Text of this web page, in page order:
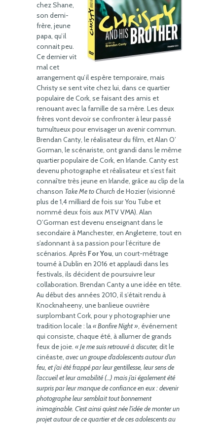
chez Shane,
son demi-
frère, jeune
papa, qu’il
connait peu.
Ce dernier vit
mal cet
arrangement qu’il espère temporaire, mais
Christy se sent vite chez lui, dans ce quartier
populaire de Cork, se faisant des amis et
renouant avec la famille de sa mère. Les deux
frères vont devoir se confronter à leur passé
tumultueux pour envisager un avenir commun.
Brendan Canty, le réalisateur du film, et Alan O’
Gorman, le scénariste, ont grandi dans le même
quartier populaire de Cork, en Irlande. Canty est
devenu photographe et réalisateur et s’est fait
connaître très jeune en Irlande, grâce au clip de la
chanson Take Me to Churchde Hozier (visionné
plus de 1,4 milliard de fois sur You Tube et
nommé deux fois aux MTV VMA). Alan
O’Gorman est devenu enseignant dans le
secondaire à Manchester, en Angleterre, tout en
s’adonnant à sa passion pour l’écriture de
scénarios. Après For You, un court-métrage
tourné à Dublin en 2016 et applaudi dans les
festivals, ils décident de poursuivre leur
collaboration. Brendan Canty a une idée en tête.
Au début des années 2010, il s’était rendu à
Knocknaheeny, une banlieue ouvrière
surplombant Cork, pour y photographier une
tradition locale : la« Bonfire Night », événement
qui consiste, chaque été, à allumer de grands
feux de joie. « Je me suis retrouvé à discuter, dit le
cinéaste, avec un groupe d’adolescents autour d’un
feu, et j’ai été frappé par leur gentillesse, leur sens de
l’accueil et leur amabilité (…) mais j’ai également été
surpris par leur manque de confiance en eux : devenir
photographe leur semblait tout bonnement
inimaginable. C’est ainsi qu’est née l’idée de monter un
projet autour de ce quartier et de ces adolescents au